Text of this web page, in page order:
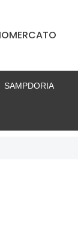
SAMPDORIA